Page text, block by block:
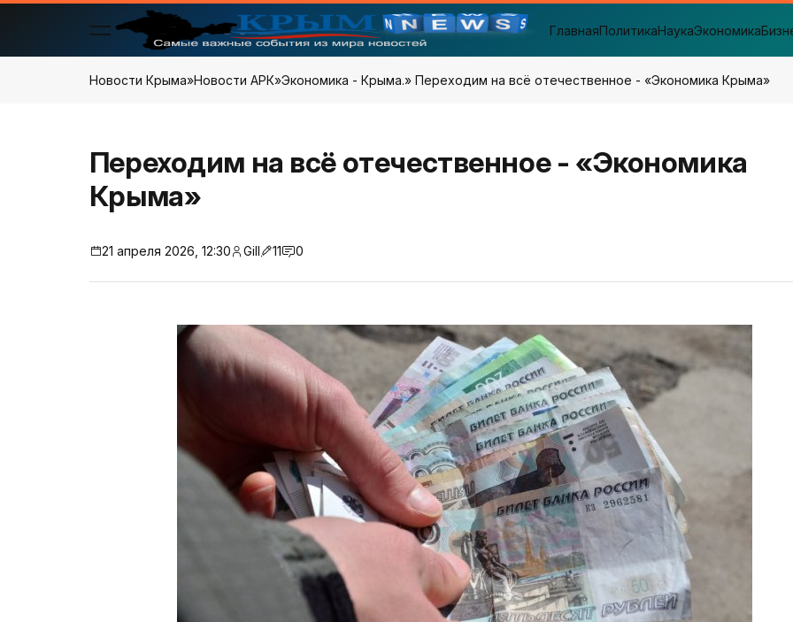
ГлавнаяПолитикаНаукаЭкономика
Новости Крыма»Новости АРК»Экономика - Крыма.» Переходим на всё отечественное - «Экономика Крыма»
Переходим на всё отечественное - «Экономика
Крыма»
21 апреля 2026, 12:30 Gill 11 0